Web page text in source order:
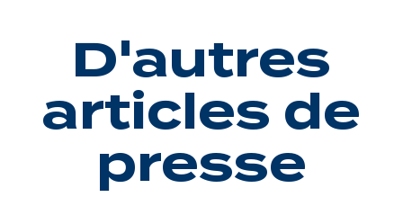
Notre culture
D'autres
articles de
presse